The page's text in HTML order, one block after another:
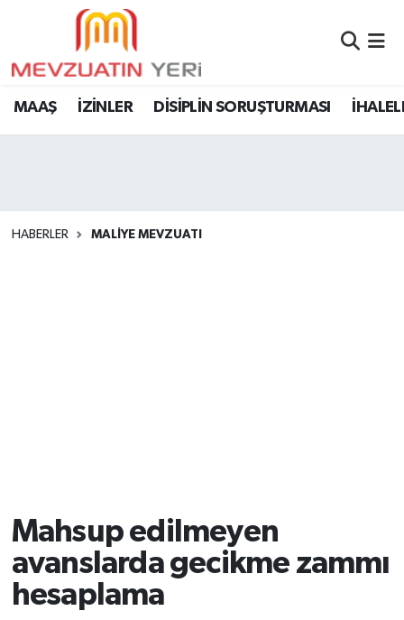
MAAŞ İZİNLER DİSİPLİN SORUŞTURMASI
HABERLER MALİYE MEVZUATI
Mahsup edilmeyen
avanslarda gecikme zammı
hesaplama